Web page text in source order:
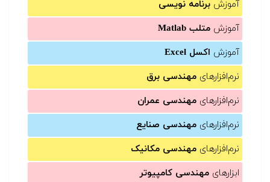
آموزش برنامه نویسی
آموزش متلب Matlab
آموزش اکسل Excel
نرم‌افزارهای مهندسی برق
نرم‌افزارهای مهندسی عمران
نرم‌افزارهای مهندسی صنایع
نرم‌افزارهای مهندسی مکانیک
ابزارهای مهندسی کامپیوتر